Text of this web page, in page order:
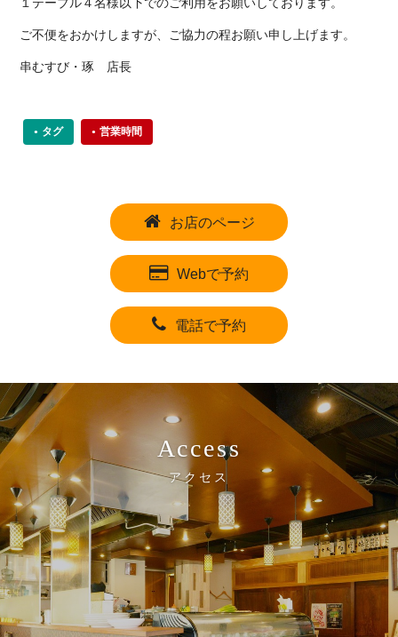
ご不便をおかけしますが、ご協力の程お願い申し上げます。
串むすび・琢 店長
タグ 営業時間
お店のページ
Webで予約
電話で予約
Access
アクセス